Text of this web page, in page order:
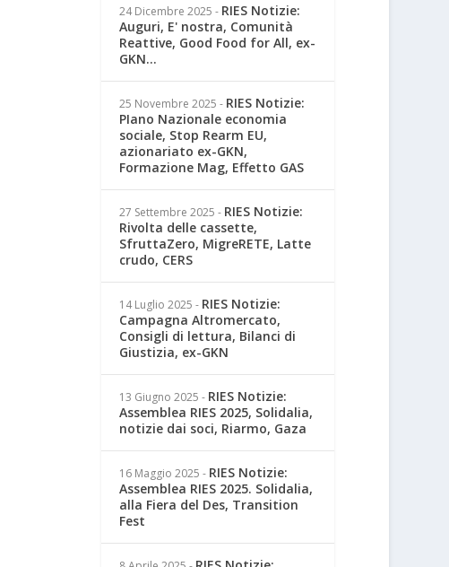
24 Dicembre 2025 - RIES Notizie:
Auguri, E' nostra, Comunità
Reattive, Good Food for All, ex-
GKN...
25 Novembre 2025 - RIES Notizie:
PIano Nazionale economia
sociale, Stop Rearm EU,
azionariato ex-GKN,
Formazione Mag, Effetto GAS
27 Settembre 2025 - RIES Notizie:
Rivolta delle cassette,
SfruttaZero, MigreRETE, Latte
crudo, CERS
14 Luglio 2025 - RIES Notizie:
Campagna Altromercato,
Consigli di lettura, Bilanci di
Giustizia, ex-GKN
13 Giugno 2025 - RIES Notizie:
Assemblea RIES 2025, Solidalia,
notizie dai soci, Riarmo, Gaza
16 Maggio 2025 - RIES Notizie:
Assemblea RIES 2025. Solidalia,
alla Fiera del Des, Transition
Fest